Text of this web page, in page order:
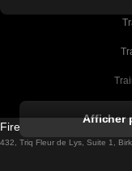
Afficher
Firebird GT Limited (OC
432, Triq Fleur de Lys, Suite 1,